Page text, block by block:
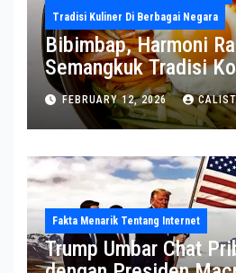
Tradisi Kuliner Di Berbagai Negara
Bibimbap, Harmoni
Semangkuk Tradisi
FEBRUARY 12, 2026
Fakta Menarik Tentang Internet
Trump Umbar Chat